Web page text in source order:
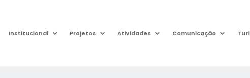
Institucional Projetos Atividades Comunicação